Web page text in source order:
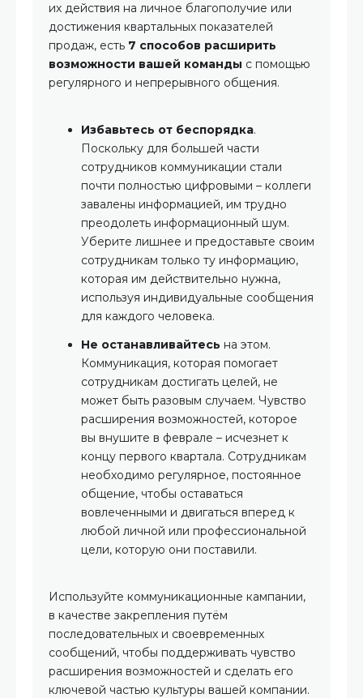
их действия на личное благополучие или
достижения квартальных показателей
продаж, есть 7 способов расширить
возможности вашей команды с помощью
регулярного и непрерывного общения.
Избавьтесь от беспорядка.
Поскольку для большей части
сотрудников коммуникации стали
почти полностью цифровыми – коллеги
завалены информацией, им трудно
преодолеть информационный шум.
Уберите лишнее и предоставьте своим
сотрудникам только ту информацию,
которая им действительно нужна,
используя индивидуальные сообщения
для каждого человека.
Не останавливайтесь на этом.
Коммуникация, которая помогает
сотрудникам достигать целей, не
может быть разовым случаем. Чувство
расширения возможностей, которое
вы внушите в феврале – исчезнет к
концу первого квартала. Сотрудникам
необходимо регулярное, постоянное
общение, чтобы оставаться
вовлеченными и двигаться вперед к
любой личной или профессиональной
цели, которую они поставили.
Используйте коммуникационные кампании,
в качестве закрепления путём
последовательных и своевременных
сообщений, чтобы поддерживать чувство
расширения возможностей и сделать его
ключевой частью культуры вашей компании.